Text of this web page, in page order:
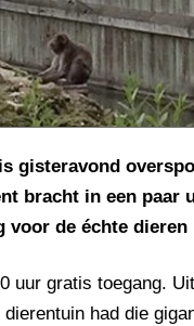
gisteravond
bracht in een
voor de échte dieren
uur gratis toegang.
had die